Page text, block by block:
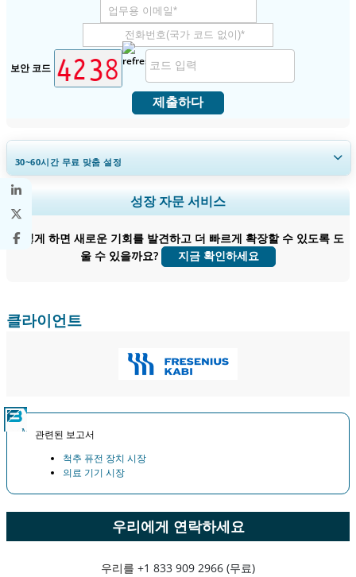
보안 코드
제출하다
30~60시간무료 맞춤 설정
지역 및 국가 범위 확장, 세그먼트 분석, 기업 프로필, 경쟁 벤치마킹, 및 최
종 사용자 인사이트.
지금 맞춤 설정
성장 자문 서비스
어떻게 하면 새로운 기회를 발견하고 더 빠르게 확장할 수 있도록 도
울 수 있을까요?
지금 확인하세요
클라이언트
관련된 보고서
척추 퓨전 장치 시장
의료 기기 시장
우리에게 연락하세요
우리를 +1 833 909 2966 (무료)